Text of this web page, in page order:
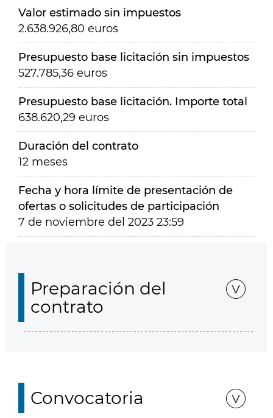
Valor estimado sin impuestos
2.638.926,80 euros
Presupuesto base licitación sin impuestos
527.785,36 euros
Presupuesto base licitación. Importe total
638.620,29 euros
Duración del contrato
12 meses
Fecha y hora límite de presentación de
ofertas o solicitudes de participación
7 de noviembre del 2023 23:59
Preparación del
contrato
Convocatoria